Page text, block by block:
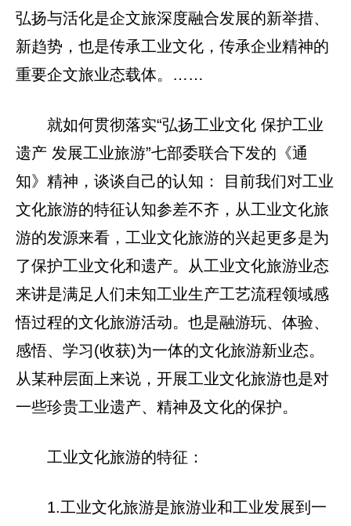
弘扬与活化是企文旅深度融合发展的新举措、
新趋势，也是传承工业文化，传承企业精神的
重要企文旅业态载体。……
就如何贯彻落实“弘扬工业文化 保护工业
遗产 发展工业旅游”七部委联合下发的《通
知》精神，谈谈自己的认知： 目前我们对工业
文化旅游的特征认知参差不齐，从工业文化旅
游的发源来看，工业文化旅游的兴起更多是为
了保护工业文化和遗产。从工业文化旅游业态
来讲是满足人们未知工业生产工艺流程领域感
悟过程的文化旅游活动。也是融游玩、体验、
感悟、学习(收获)为一体的文化旅游新业态。
从某种层面上来说，开展工业文化旅游也是对
一些珍贵工业遗产、精神及文化的保护。
工业文化旅游的特征：
1.工业文化旅游是旅游业和工业发展到一